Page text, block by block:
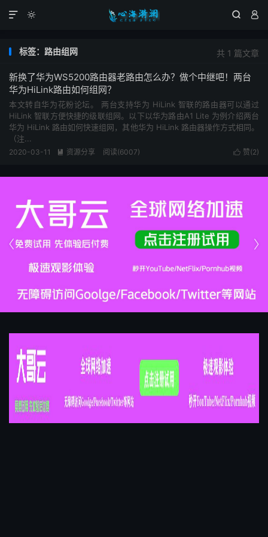
  

共 1 篇文章
标签：路由组网
新换了华为WS5200路由器老路由怎么办？做个中继吧！两台
华为HiLink路由如何组网？
本文转自华为花粉论坛。 两台支持华为 HiLink 智联的路由器可以通过
HiLink 智联方便快捷的级联组网。以下以华为路由A1 Lite 为例介绍两台
华为 HiLink 路由如何快速组网，其他华为 HiLink 路由器操作方式相同。
（注...
 赞(2)
2020-03-11  资源分享 阅读(6007)

